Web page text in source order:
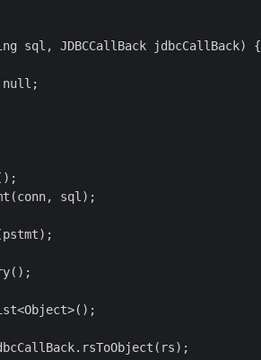
sql, JDBCCallBack jdbcCallBack) {
sql);